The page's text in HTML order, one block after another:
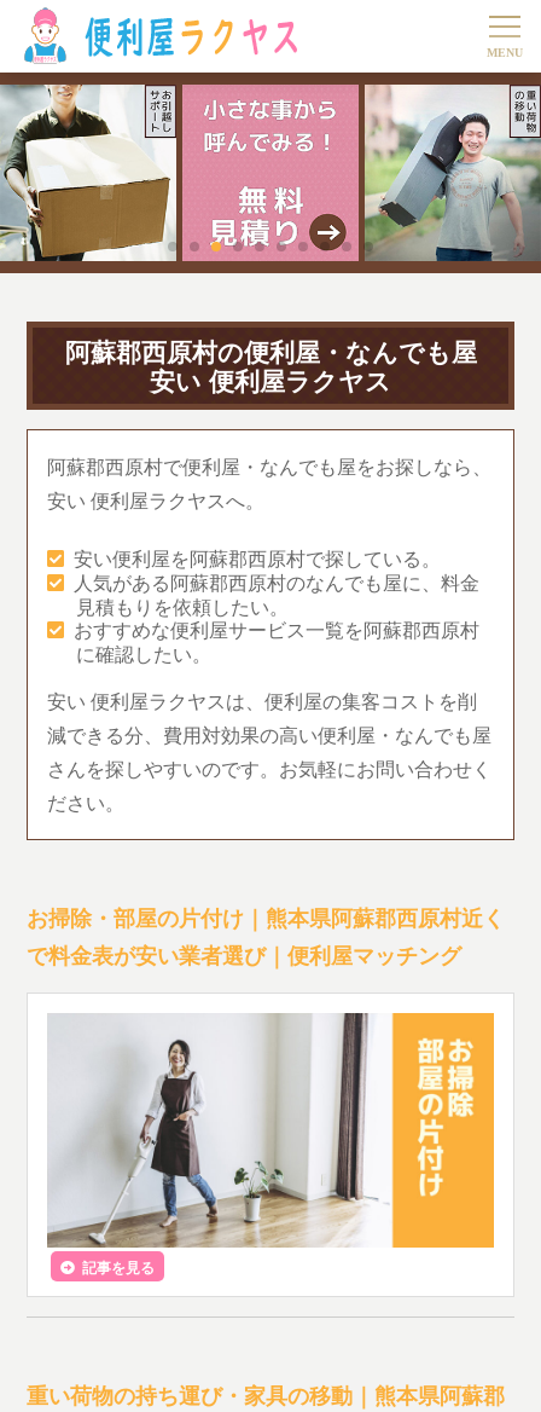
阿蘇郡西原村の便利屋・なんでも屋
安い 便利屋ラクヤス
阿蘇郡西原村で便利屋・なんでも屋をお探しなら、
安い 便利屋ラクヤスへ。
安い便利屋を阿蘇郡西原村で探している。
人気がある阿蘇郡西原村のなんでも屋に、料金
見積もりを依頼したい。
おすすめな便利屋サービス一覧を阿蘇郡西原村
に確認したい。
安い 便利屋ラクヤスは、便利屋の集客コストを削
減できる分、費用対効果の高い便利屋・なんでも屋
さんを探しやすいのです。お気軽にお問い合わせく
ださい。
お掃除・部屋の片付け｜熊本県阿蘇郡西原村近く
で料金表が安い業者選び｜便利屋マッチング
記事を見る
重い荷物の持ち運び・家具の移動｜熊本県阿蘇郡